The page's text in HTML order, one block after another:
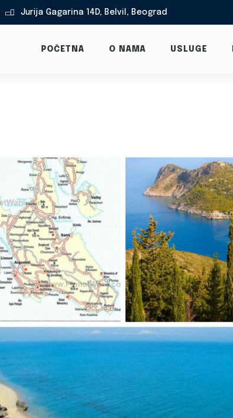
 Jurija Gagarina 14D, Belvil, Beograd
POČETNA O NAMA USLUGE